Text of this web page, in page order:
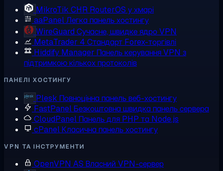
MikroTik CHR RouterOS у хмарі
aaPanelЛегка панель хостингу
WireGuard Сучасне, швидке ядро VPN
MetaTrader 4 Стандарт Forex-торгівлі
Hiddify Manager Панель керування VPN з
підтримкою кількох протоколів
ПАНЕЛІ ХОСТИНГУ
Plesk Повноцінна панель веб-хостингу
FastPanelБезкоштовна швидка панель сервера
CloudPanel Панель для PHP та Node.js
cPanelКласична панель хостингу
VPN ТА ІНСТРУМЕНТИ
OpenVPN AS Власний VPN-сервер